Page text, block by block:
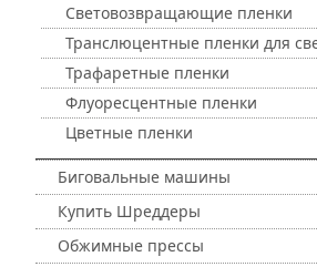
Световозвращающие пленки
Транслюцентные пленки для
Трафаретные пленки
Флуоресцентные пленки
Цветные пленки
Биговальные машины
Купить Шреддеры
Обжимные прессы